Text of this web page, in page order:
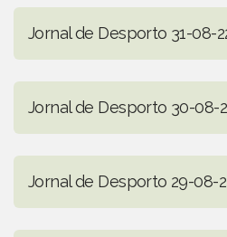
Jornal de Desporto 31-08-
Jornal de Desporto 30-08-
Jornal de Desporto 29-08-